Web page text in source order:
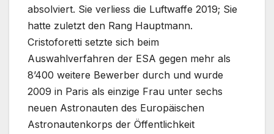
absolviert. Sie verliess die Luftwaffe 2019; Sie
hatte zuletzt den Rang Hauptmann.
Cristoforetti setzte sich beim
Auswahlverfahren der ESA gegen mehr als
8’400 weitere Bewerber durch und wurde
2009 in Paris als einzige Frau unter sechs
neuen Astronauten des Europäischen
Astronautenkorps der Öffentlichkeit